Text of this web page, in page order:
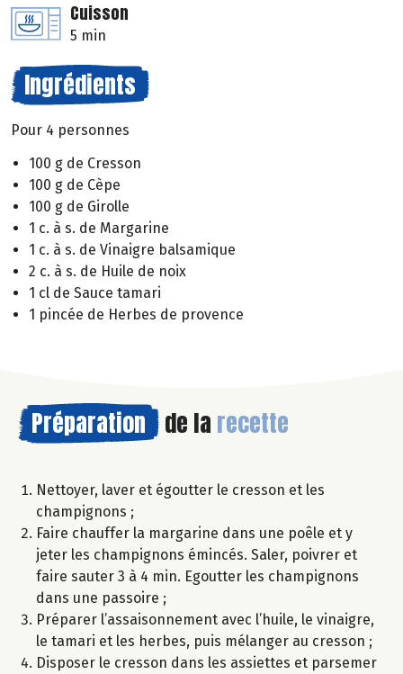
Cuisson
5 min
Ingrédients
Pour 4 personnes
100 g de Cresson
100 g de Cèpe
100 g de Girolle
1 c. à s. de Margarine
1 c. à s. de Vinaigre balsamique
2 c. à s. de Huile de noix
1 cl de Sauce tamari
1 pincée de Herbes de provence
Préparation de la recette
Nettoyer, laver et égoutter le cresson et les
champignons ;
Faire chauffer la margarine dans une poêle et y
jeter les champignons émincés. Saler, poivrer et
faire sauter 3 à 4 min. Egoutter les champignons
dans une passoire ;
Préparer l’assaisonnement avec l’huile, le vinaigre,
le tamari et les herbes, puis mélanger au cresson ;
Disposer le cresson dans les assiettes et parsemer